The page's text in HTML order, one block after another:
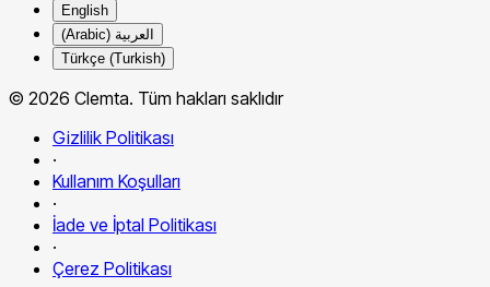
English
العربية (Arabic)
Türkçe (Turkish)
© 2026 Clemta. Tüm hakları saklıdır
Gizlilik Politikası
·
Kullanım Koşulları
·
İade ve İptal Politikası
·
Çerez Politikası